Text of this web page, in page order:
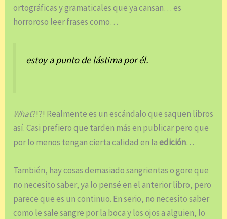
ortográficas y gramaticales que ya cansan… es
horroroso leer frases como…
estoy a punto de lástima por él.
What?!?! Realmente es un escándalo que saquen libros
así. Casi prefiero que tarden más en publicar pero que
por lo menos tengan cierta calidad en laedición…
También, hay cosas demasiado sangrientas o gore que
no necesito saber, ya lo pensé en el anterior libro, pero
parece que es un continuo. En serio, no necesito saber
como le sale sangre por la boca y los ojos a alguien, lo